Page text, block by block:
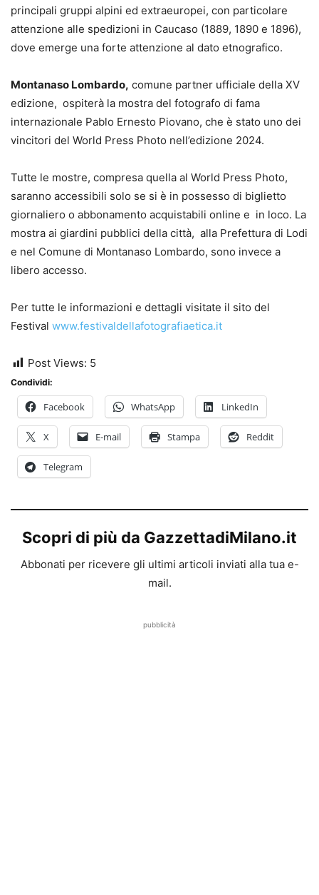
principali gruppi alpini ed extraeuropei, con particolare
attenzione alle spedizioni in Caucaso (1889, 1890 e 1896),
dove emerge una forte attenzione al dato etnografico.
Montanaso Lombardo, comune partner ufficiale della XV
edizione, ospiterà la mostra del fotografo di fama
internazionale Pablo Ernesto Piovano, che è stato uno dei
vincitori del World Press Photo nell’edizione 2024.
Tutte le mostre, compresa quella al World Press Photo,
saranno accessibili solo se si è in possesso di biglietto
giornaliero o abbonamento acquistabili online e in loco. La
mostra ai giardini pubblici della città, alla Prefettura di Lodi
e nel Comune di Montanaso Lombardo, sono invece a
libero accesso.
Per tutte le informazioni e dettagli visitate il sito del
Festival www.festivaldellafotografiaetica.it
Post Views: 5
Condividi:
Facebook WhatsApp LinkedIn
X E-mail Stampa Reddit
Telegram
Scopri di più da GazzettadiMilano.it
Abbonati per ricevere gli ultimi articoli inviati alla tua e-
mail.
pubblicità